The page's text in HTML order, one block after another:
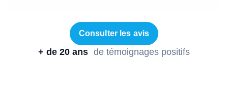
Consulter les avis
+ de 20 ans de témoignages positifs